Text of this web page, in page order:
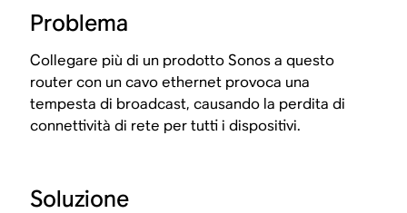
Problema
Collegare più di un prodotto Sonos a questo
router con un cavo ethernet provoca una
tempesta di broadcast, causando la perdita di
connettività di rete per tutti i dispositivi.
Soluzione